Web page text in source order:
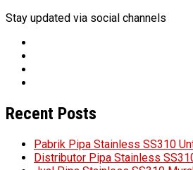
Stay updated via social channels
Recent Posts
Pabrik Pipa Stainless SS310
Distributor Pipa Stainless